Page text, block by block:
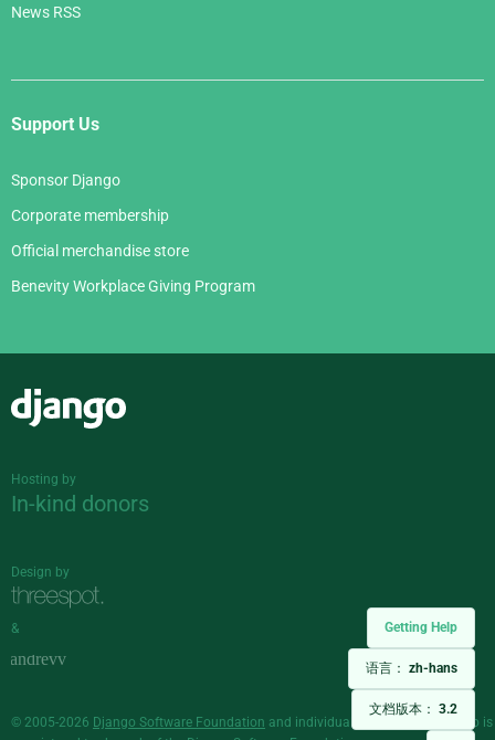
Getting Help
语言： zh-hans
文档版本： 3.2
News RSS
Support Us
Sponsor Django
Corporate membership
Official merchandise store
Benevity Workplace Giving Program
Hosting by
In-kind donors
Design by
&
© 2005-2026 Django Software Foundation and individual contributors. Django is